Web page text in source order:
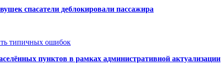
спасатели деблокировали пассажира
типичных ошибок
пунктов в рамках административной актуализации